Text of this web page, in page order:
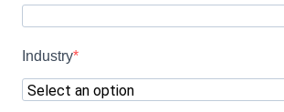
Industry